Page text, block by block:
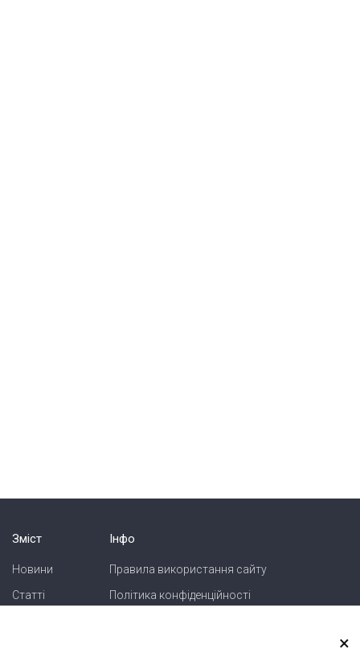
Зміст
Новини
Статті
Інфо
Правила використання сайту
Політика конфіденційності
×